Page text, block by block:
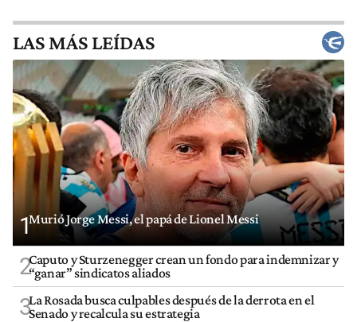
LAS MÁS LEÍDAS
1Murió Jorge Messi, el papá de Lionel Messi
2Caputo y Sturzenegger crean un fondo para indemnizar y
“ganar” sindicatos aliados
3La Rosada busca culpables después de la derrota en el
Senado y recalcula su estrategia